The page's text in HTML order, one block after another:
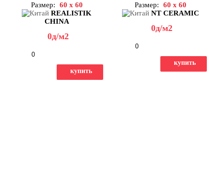
Размер:
60 x 60
REALISTIK
CHINA
0д/м2
купить
Размер:
60 x 60
NT CERAMIC
0д/м2
купить